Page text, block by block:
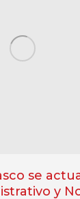
se
y